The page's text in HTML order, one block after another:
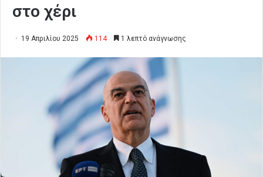
στο χέρι
19 Απριλίου 2025 114 1 λεπτό ανάγνωσης